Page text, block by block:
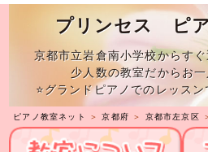
プリンセス ピ
京都市立岩倉南小学校からす
少人数の教室だからお
⭐グランドピアノでのレッス
ピアノ教室ネット ＞京都府 ＞ 京都市左京区